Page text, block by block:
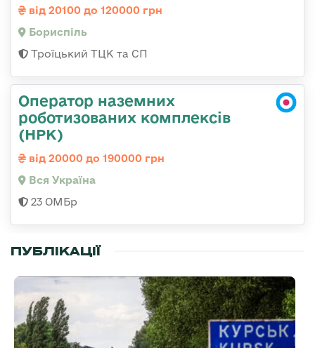
від 20100 до 120000 грн
Бориспіль
Троїцький ТЦК та СП
Оператор наземних
роботизованих комплексів
(НРК)
від 20000 до 190000 грн
Вся Україна
23 ОМБр
ПУБЛІКАЦІЇ